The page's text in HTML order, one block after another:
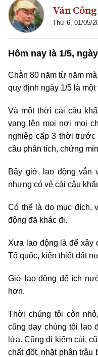
Văn
Thứ 6, 01/05/
Hôm nay là 1/5,
Chẵn 80 năm từ năm
quy định ngày 1/5 là
Và một thời cái câu
vang lên mọi nơi mọi
nghiệp cấp 3 thời
cầu phân tích, chứng
Bây giờ, lao động vẫn
nhưng có vẻ cái câu
Có thể là do mục đích,
động đã khác đi.
Xưa lao động là để xây
Tổ quốc, kiến thiết đất
Giờ lao động để ích
hơn.
Thời chúng tôi còn
cũng dạy chúng tôi lao
lứa. Cũng đi kiếm củi,
chất đốt, nhặt phân